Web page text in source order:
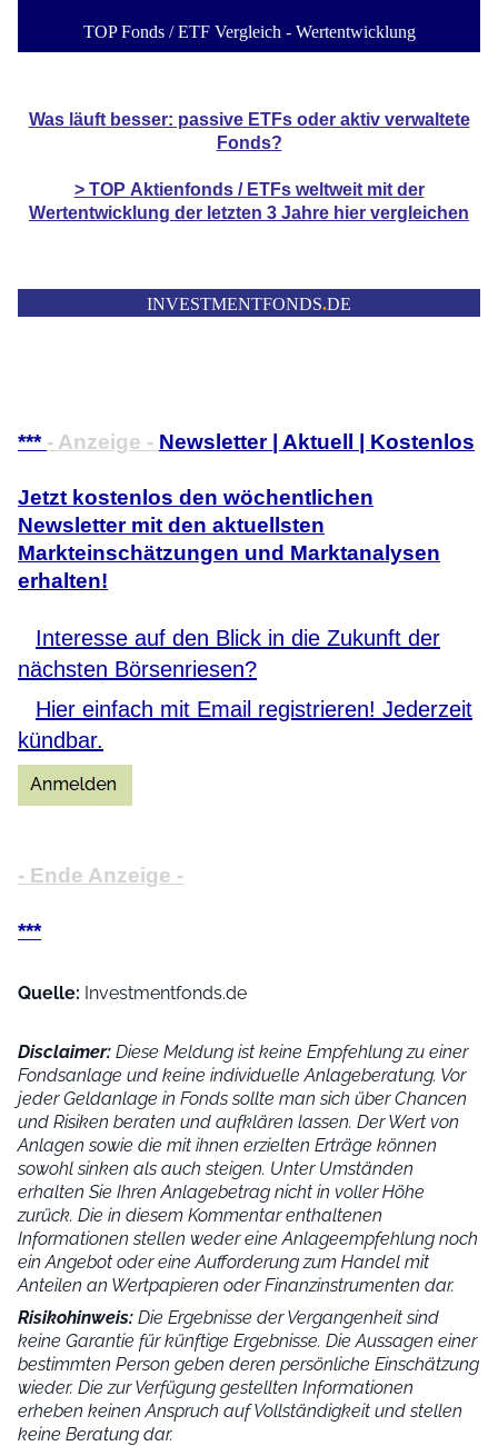
TOP Fonds / ETF Vergleich - Wertentwicklung
Was läuft besser: passive ETFs oder aktiv verwaltete
Fonds?
> TOP Aktienfonds / ETFsweltweit mit der
Wertentwicklung der letzten 3 Jahre hier vergleichen
INVESTMENTFONDS.DE
*** - Anzeige - Newsletter | Aktuell | Kostenlos
Jetzt kostenlos den wöchentlichen
Newsletter mit den aktuellsten
Markteinschätzungen und Marktanalysen
erhalten!
Interesse auf den Blick in die Zukunft der
nächsten Börsenriesen?
Hier einfach mit Email registrieren! Jederzeit
kündbar.
- Ende Anzeige -
***
Quelle: Investmentfonds.de
Disclaimer: Diese Meldung ist keine Empfehlung zu einer
Fondsanlage und keine individuelle Anlageberatung. Vor
jeder Geldanlage in Fonds sollte man sich über Chancen
und Risiken beraten und aufklären lassen. Der Wert von
Anlagen sowie die mit ihnen erzielten Erträge können
sowohl sinken als auch steigen. Unter Umständen
erhalten Sie Ihren Anlagebetrag nicht in voller Höhe
zurück. Die in diesem Kommentar enthaltenen
Informationen stellen weder eine Anlageempfehlung noch
ein Angebot oder eine Aufforderung zum Handel mit
Anteilen an Wertpapieren oder Finanzinstrumenten dar.
Risikohinweis: Die Ergebnisse der Vergangenheit sind
keine Garantie für künftige Ergebnisse. Die Aussagen einer
bestimmten Person geben deren persönliche Einschätzung
wieder. Die zur Verfügung gestellten Informationen
erheben keinen Anspruch auf Vollständigkeit und stellen
keine Beratung dar.